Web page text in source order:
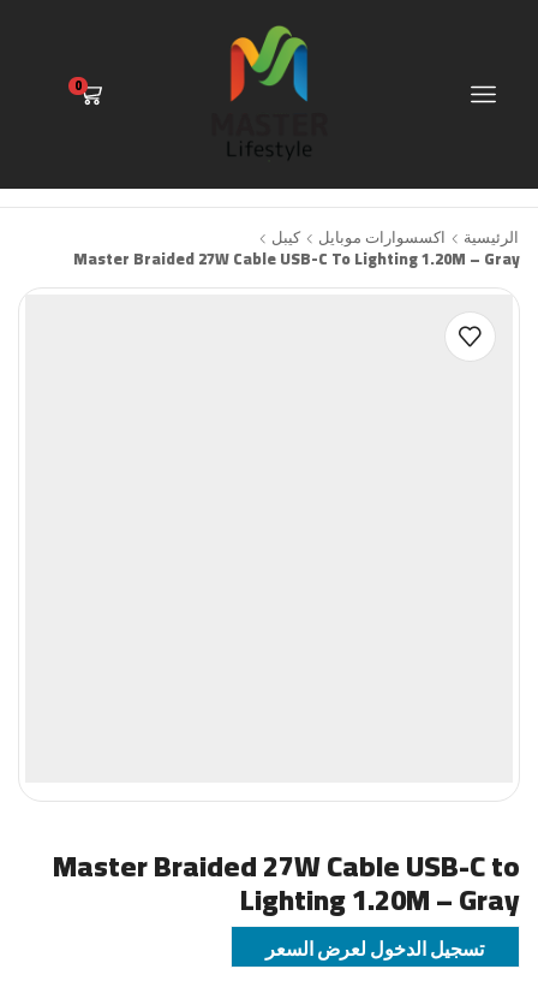
0
الرئيسية اكسسوارات موبايل كيبل
Master Braided 27W Cable USB-C To Lighting 1.20M – Gray
Master Braided 27W Cable USB-C to
Lighting 1.20M – Gray
تسجيل الدخول لعرض السعر